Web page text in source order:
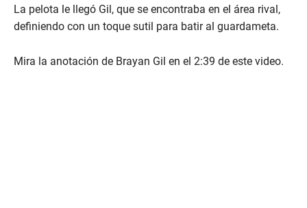
La pelota le llegó Gil, que se encontraba en el área rival,
definiendo con un toque sutil para batir al guardameta.
Mira la anotación de Brayan Gil en el 2:39 de este video.